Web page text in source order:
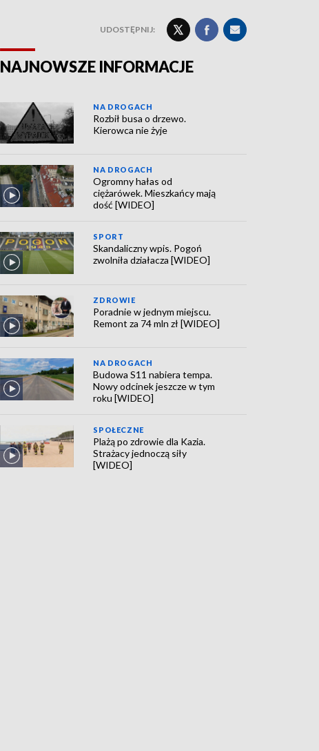
UDOSTĘPNIJ:
NAJNOWSZE INFORMACJE
NA DROGACH
Rozbił busa o drzewo.
Kierowca nie żyje
NA DROGACH
Ogromny hałas od
ciężarówek. Mieszkańcy mają
dość [WIDEO]
SPORT
Skandaliczny wpis. Pogoń
zwolniła działacza [WIDEO]
ZDROWIE
Poradnie w jednym miejscu.
Remont za 74 mln zł [WIDEO]
NA DROGACH
Budowa S11 nabiera tempa.
Nowy odcinek jeszcze w tym
roku [WIDEO]
SPOŁECZNE
Plażą po zdrowie dla Kazia.
Strażacy jednoczą siły
[WIDEO]